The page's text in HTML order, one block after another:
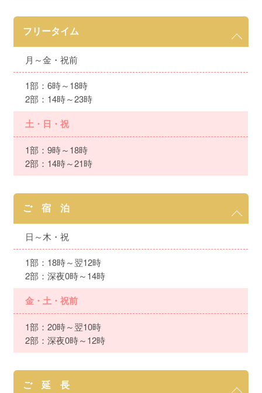
フリータイム
月～金・祝前
1部：6時～18時
2部：14時～23時
土・日・祝
1部：9時～18時
2部：14時～21時
ご 宿 泊
日～木・祝
1部：18時～翌12時
2部：深夜0時～14時
金・土・祝前
1部：20時～翌10時
2部：深夜0時～12時
ご 延 長